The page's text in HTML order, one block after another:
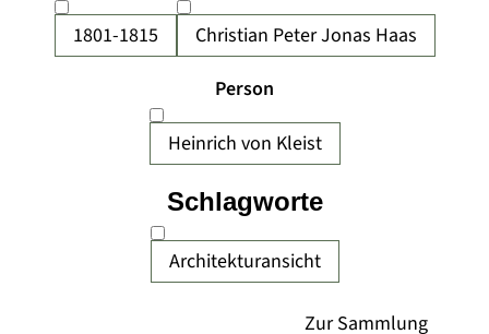
1801-1815
Christian Peter Jonas Haas
Person
Heinrich von Kleist
Architekturansicht
Schlagworte